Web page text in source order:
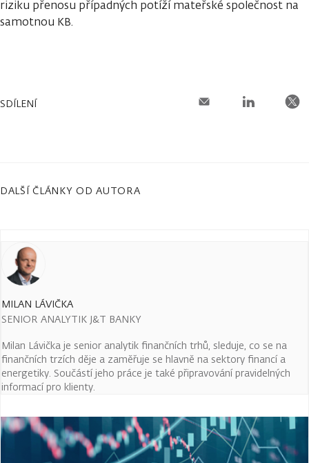
riziku přenosu případných potíží mateřské společnost na
samotnou KB.
SDÍLENÍ
DALŠÍ ČLÁNKY OD AUTORA
MILAN LÁVIČKA
SENIOR ANALYTIK J&T BANKY
Milan Lávička je senior analytik finančních trhů, sleduje, co se na
finančních trzích děje a zaměřuje se hlavně na sektory financí a
energetiky. Součástí jeho práce je také připravování pravidelných
informací pro klienty.